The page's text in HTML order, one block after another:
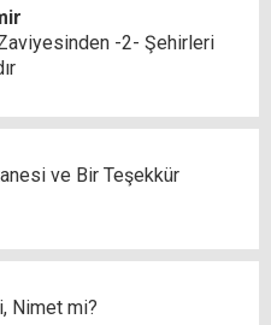
-2- Şehirleri
ve Bir Teşekkür
Nimet mi?